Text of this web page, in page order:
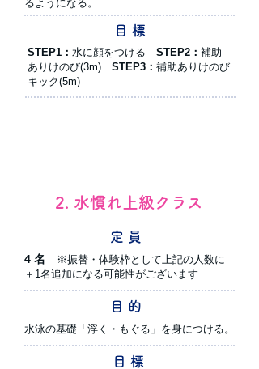
るようになる。
目 標
STEP1： 水に顔をつける STEP2： 補助
ありけのび(3m)
STEP3： 補助ありけのび
キック(5m)
2. 水慣れ上級クラス
定 員
4 名
※振替・体験枠として上記の人数に
＋1名追加になる可能性がございます
目 的
水泳の基礎「浮く・もぐる」を身につける。
目 標